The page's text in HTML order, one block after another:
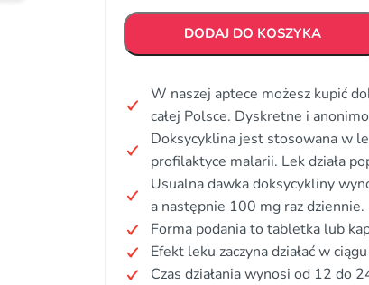
DODAJ DO KOSZYKA
W naszej aptece możesz kupić
całej Polsce. Dyskretne i
Doksycyklina jest stosowana w
profilaktyce malarii. Lek działa
Usualna dawka doksycykliny
a następnie 100 mg raz dziennie.
Forma podania to tabletka lub
Efekt leku zaczyna działać w
Czas działania wynosi od 12 do